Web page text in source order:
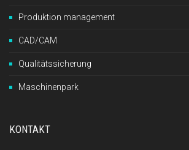
Produktion management
CAD/CAM
Qualitätssicherung
Maschinenpark
KONTAKT